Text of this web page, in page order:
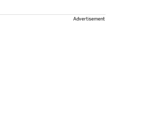
Advertisement